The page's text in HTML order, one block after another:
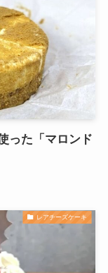
った「マロンド
レアチーズケーキ